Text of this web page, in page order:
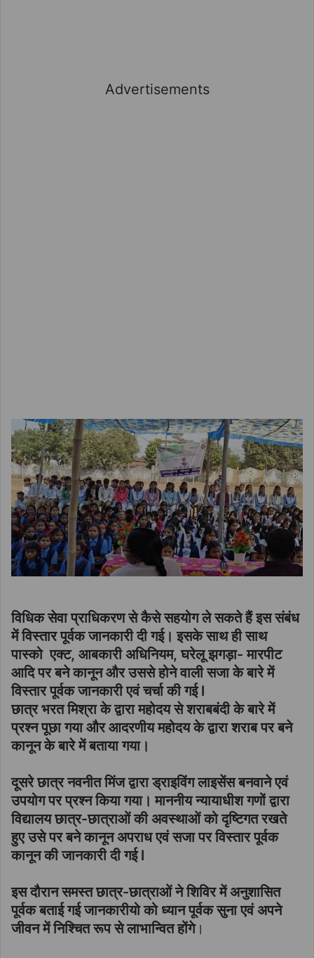
Advertisements
विधिक सेवा प्राधिकरण से कैसे सहयोग ले सकते हैं इस संबंध
में विस्तार पूर्वक जानकारी दी गई। इसके साथ ही साथ
पास्को एक्ट, आबकारी अधिनियम, घरेलू झगड़ा- मारपीट
आदि पर बने कानून और उससे होने वाली सजा के बारे में
विस्तार पूर्वक जानकारी एवं चर्चा की गई l
छात्र भरत मिश्रा के द्वारा महोदय से शराबबंदी के बारे में
प्रश्न पूछा गया और आदरणीय महोदय के द्वारा शराब पर बने
कानून के बारे में बताया गया।
दूसरे छात्र नवनीत मिंज द्वारा ड्राइविंग लाइसेंस बनवाने एवं
उपयोग पर प्रश्न किया गया। माननीय न्यायाधीश गणों द्वारा
विद्यालय छात्र-छात्राओं की अवस्थाओं को दृष्टिगत रखते
हुए उसे पर बने कानून अपराध एवं सजा पर विस्तार पूर्वक
कानून की जानकारी दी गई l
इस दौरान समस्त छात्र-छात्राओं ने शिविर में अनुशासित
पूर्वक बताई गई जानकारीयो को ध्यान पूर्वक सुना एवं अपने
जीवन में निश्चित रूप से लाभान्वित होंगे।